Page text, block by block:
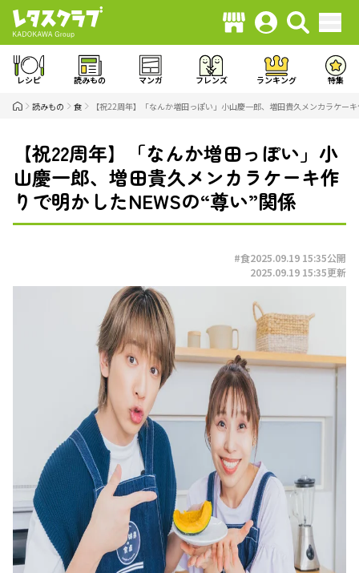
レシピ 読みもの マンガ フレンズ ランキング 特集
読みもの 食 【祝22周年】「なんか増田っぽい」小山慶一郎、増田貴久メンカラケー
【祝22周年】「なんか増田っぽい」小
山慶一郎、増田貴久メンカラケーキ作
りで明かしたNEWSの“尊い”関係
#食2025.09.19 15:35公開
2025.09.19 15:35更新